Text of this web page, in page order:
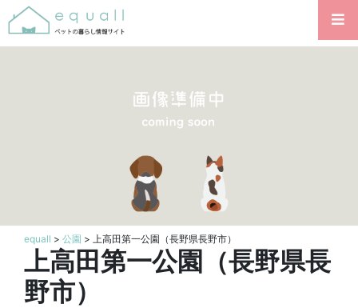
equall > 公園 > 上高田第一公園（長野県長野市）
上高田第一公園（長野県長
野市）